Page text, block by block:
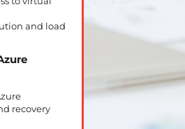
and load
recovery